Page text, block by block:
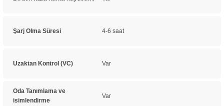
Şarj Olma Süresi 4-6 saat
Uzaktan Kontrol (VC) Var
Oda Tanımlama ve
isimlendirme
Var